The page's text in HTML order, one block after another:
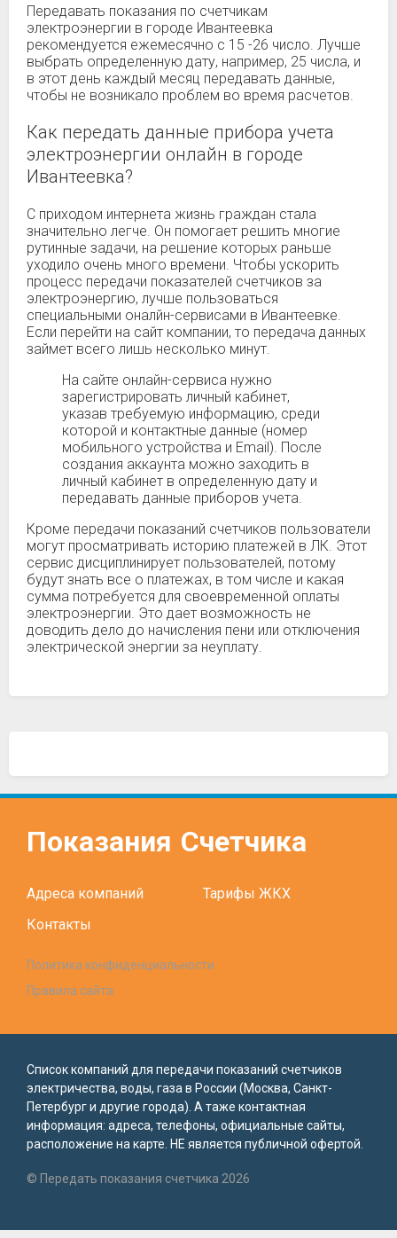
Передавать показания по счетчикам
электроэнергии в городе Ивантеевка
рекомендуется ежемесячно с 15 -26 число. Лучше
выбрать определенную дату, например, 25 числа, и
в этот день каждый месяц передавать данные,
чтобы не возникало проблем во время расчетов.
Как передать данные прибора учета
электроэнергии онлайн в городе
Ивантеевка?
С приходом интернета жизнь граждан стала
значительно легче. Он помогает решить многие
рутинные задачи, на решение которых раньше
уходило очень много времени. Чтобы ускорить
процесс передачи показателей счетчиков за
электроэнергию, лучше пользоваться
специальными оналйн-сервисами в Ивантеевке.
Если перейти на сайт компании, то передача данных
займет всего лишь несколько минут.
На сайте онлайн-сервиса нужно
зарегистрировать личный кабинет,
указав требуемую информацию, среди
которой и контактные данные (номер
мобильного устройства и Email). После
создания аккаунта можно заходить в
личный кабинет в определенную дату и
передавать данные приборов учета.
Кроме передачи показаний счетчиков пользователи
могут просматривать историю платежей в ЛК. Этот
сервис дисциплинирует пользователей, потому
будут знать все о платежах, в том числе и какая
сумма потребуется для своевременной оплаты
электроэнергии. Это дает возможность не
доводить дело до начисления пени или отключения
электрической энергии за неуплату.
Показания Счетчика
Адреса компаний
Тарифы ЖКХ
Контакты
Политика конфиденциальности
Правила сайта
Список компаний для передачи показаний счетчиков
электричества, воды, газа в России (Москва, Санкт-
Петербург и другие города). А таже контактная
информация: адреса, телефоны, официальные сайты,
расположение на карте. НЕ является публичной офертой.
© Передать показания счетчика 2026